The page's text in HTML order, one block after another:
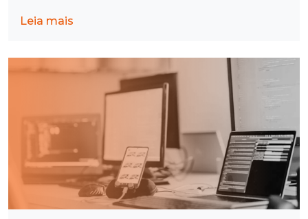
Leia mais